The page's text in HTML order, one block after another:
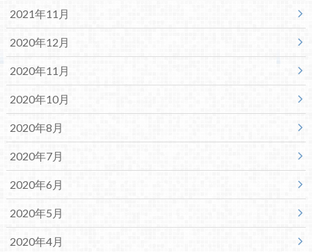
2021年11月
2020年12月
2020年11月
2020年10月
2020年8月
2020年7月
2020年6月
2020年5月
2020年4月